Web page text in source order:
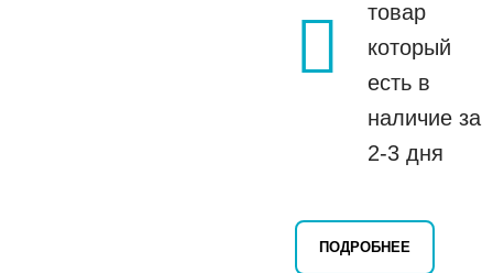
товар
который
есть в
наличие за
2-3 дня
ПОДРОБНЕЕ